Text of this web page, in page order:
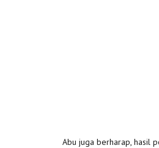
Abu juga berharap, hasil